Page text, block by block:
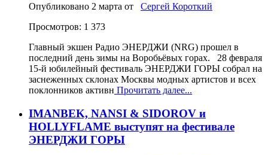
Опубликовано 2 марта от Сергей Короткий
Просмотров: 1 373
Главный экшен Радио ЭНЕРДЖИ (NRG) прошел в
последний день зимы на Воробьёвых горах. 28 февраля
15-й юбилейный фестиваль ЭНЕРДЖИ ГОРЫ собрал на
заснеженных склонах Москвы модных артистов и всех
поклонников активн Прочитать далее...
IMANBEK, NANSI & SIDOROV и
HOLLYFLAME выступят на фестивале
ЭНЕРДЖИ ГОРЫ